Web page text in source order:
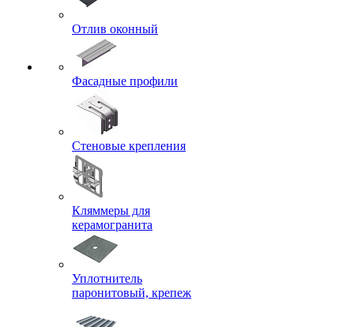
Отлив оконный
Фасадные профили
Стеновые крепления
Кляммеры для
керамогранита
Уплотнитель
паронитовый, крепеж